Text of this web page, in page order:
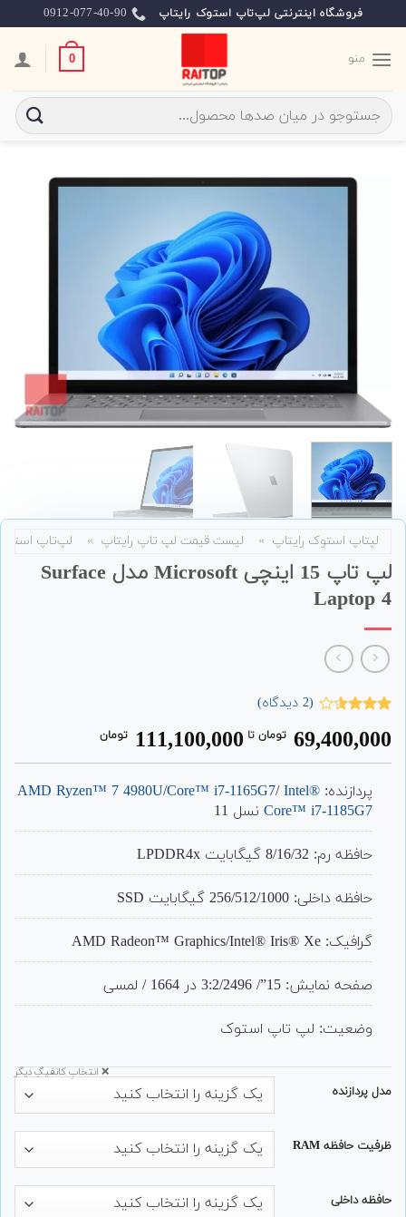
to
content
فروشگاه اینترنتی لپ‌تاپ استوک رایتاپ 0912-077-40-90
منو 0
جستجو
برای:
لپتاپ استوک رایتاپ » لیست قیمت لپ تاپ رایتاپ » لپ‌تاپ
لپ تاپ 15 اینچی Microsoft مدل Surface
Laptop 4
3.50از
مشتری
(
2دیدگاه)
69,400,000 تومان ‌ تا ‌ 111,100,000 تومان
پردازنده: AMD Ryzen™ 7 4980U/Core™ i7-1165G7/Intel®
Core™ i7-1185G7نسل 11
حافظه رم: 8/16/32 گیگابایت LPDDR4x
حافظه داخلی: 256/512/1000 گیگابایت SSD
گرافیک: AMD Radeon™ Graphics/Intel® Iris® Xe
صفحه نمایش: 15”/ 3:2/2496 در 1664 / لمسی
وضعیت: لپ تاپ استوک
مدل پردازنده
ظرفیت حافظه RAM
حافظه داخلی
❌ انتخابِ کانفیگِ دیگر